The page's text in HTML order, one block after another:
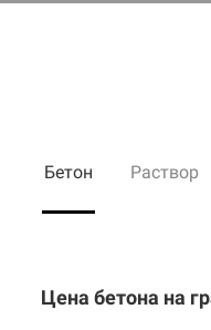
Бетон Раствор
Цена бетона на